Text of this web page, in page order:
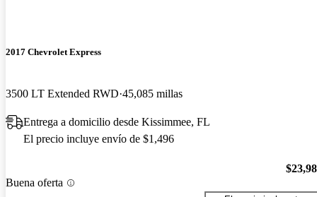
2017 Chevrolet Express
3500 LT Extended RWD 45,085 millas
Entrega a domicilio desde Kissimmee, FL
El precio incluye envío de $1,496
Buena oferta